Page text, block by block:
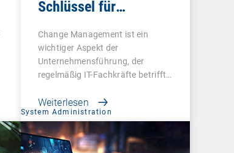
Schlüssel für
Management
Change Management ist ein
wichtiger Aspekt der
Unternehmensführung, der
regelmäßig IT-Fachkräfte betrifft.
Weiterlesen
System Administration